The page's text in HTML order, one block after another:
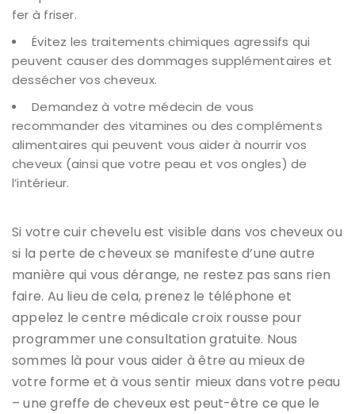
fer à friser.
Évitez les traitements chimiques agressifs qui
peuvent causer des dommages supplémentaires et
dessécher vos cheveux.
Demandez à votre médecin de vous
recommander des vitamines ou des compléments
alimentaires qui peuvent vous aider à nourrir vos
cheveux (ainsi que votre peau et vos ongles) de
l’intérieur.
Si votre cuir chevelu est visible dans vos cheveux ou
si la perte de cheveux se manifeste d’une autre
manière qui vous dérange, ne restez pas sans rien
faire. Au lieu de cela, prenez le téléphone et
appelez le centre médicale croix rousse pour
programmer une consultation gratuite. Nous
sommes là pour vous aider à être au mieux de
votre forme et à vous sentir mieux dans votre peau
– une greffe de cheveux est peut-être ce que le